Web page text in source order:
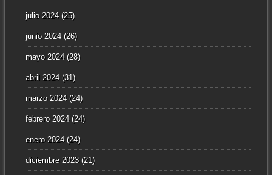
julio 2024(25)
junio 2024(26)
mayo 2024(28)
abril 2024(31)
marzo 2024(24)
febrero 2024(24)
enero 2024(24)
diciembre 2023(21)